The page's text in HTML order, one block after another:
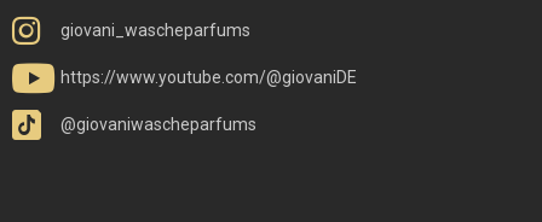
giovani_wascheparfums
https://www.youtube.com/@giovaniDE
@giovaniwascheparfums